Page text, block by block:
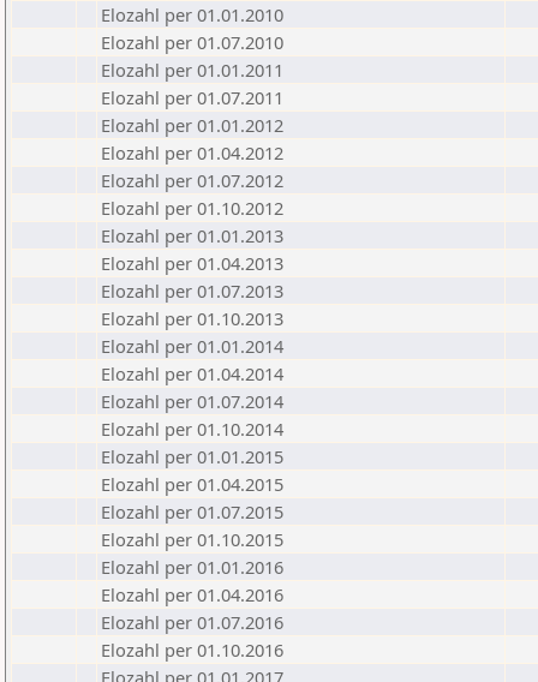
Elozahl per 01.01.2010
Elozahl per 01.07.2010
Elozahl per 01.01.2011
Elozahl per 01.07.2011
Elozahl per 01.01.2012
Elozahl per 01.04.2012
Elozahl per 01.07.2012
Elozahl per 01.10.2012
Elozahl per 01.01.2013
Elozahl per 01.04.2013
Elozahl per 01.07.2013
Elozahl per 01.10.2013
Elozahl per 01.01.2014
Elozahl per 01.04.2014
Elozahl per 01.07.2014
Elozahl per 01.10.2014
Elozahl per 01.01.2015
Elozahl per 01.04.2015
Elozahl per 01.07.2015
Elozahl per 01.10.2015
Elozahl per 01.01.2016
Elozahl per 01.04.2016
Elozahl per 01.07.2016
Elozahl per 01.10.2016
Elozahl per 01.01.2017